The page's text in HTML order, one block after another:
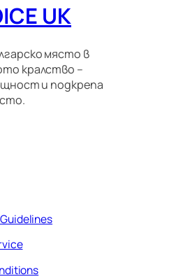
UK
място в
кралство –
и подкрепа